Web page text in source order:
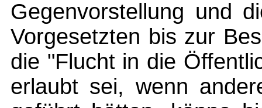
Gegenvorstellung und
Vorgesetzten bis zur
die "Flucht in die
erlaubt sei, wenn